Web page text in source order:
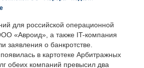
для российской операционной
«Авроид», а также IT-компания
заявления о банкротстве.
в картотеке Арбитражных
обеих компаний превысил два